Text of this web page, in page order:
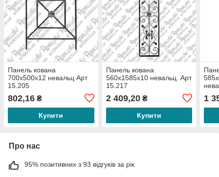
Панель кована
700х500х12 невальц Арт
15.205
802,16 ₴
Купити
Панель кована
560х1585х10 невальц. Арт
15.217
2 409,20₴
Купити
1
Про нас
95% позитивних з 93 відгуків за рік